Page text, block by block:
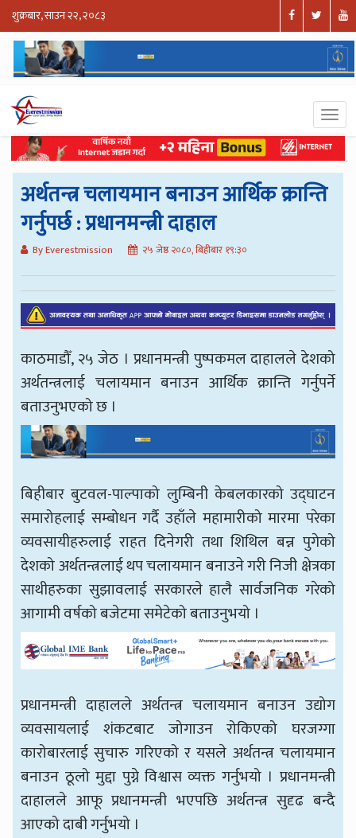
शुक्रबार, साउन २२, २०८३
अर्थतन्त्र चलायमान बनाउन आर्थिक क्रान्ति
गर्नुपर्छ : प्रधानमन्त्री दाहाल
By Everestmission २५ जेष्ठ २०८०, बिहीबार १९:३०
काठमाडौँ, २५ जेठ । प्रधानमन्त्री पुष्पकमल दाहालले देशको
अर्थतन्त्रलाई चलायमान बनाउन आर्थिक क्रान्ति गर्नुपर्ने
बताउनुभएको छ ।
बिहीबार बुटवल-पाल्पाको लुम्बिनी केबलकारको उद्घाटन
समारोहलाई सम्बोधन गर्दै उहाँले महामारीको मारमा परेका
व्यवसायीहरुलाई राहत दिनेगरी तथा शिथिल बन्न पुगेको
देशको अर्थतन्त्रलाई थप चलायमान बनाउने गरी निजी क्षेत्रका
साथीहरुका सुझावलाई सरकारले हालै सार्वजनिक गरेको
आगामी वर्षको बजेटमा समेटेको बताउनुभयो ।
प्रधानमन्त्री दाहालले अर्थतन्त्र चलायमान बनाउन उद्योग
व्यवसायलाई शंकटबाट जोगाउन रोकिएको घरजग्गा
कारोबारलाई सुचारु गरिएको र यसले अर्थतन्त्र चलायमान
बनाउन ठूलो मुद्दा पुग्ने विश्वास व्यक्त गर्नुभयो । प्रधानमन्त्री
दाहालले आफू प्रधानमन्त्री भएपछि अर्थतन्त्र सुदृढ बन्दै
आएको दाबी गर्नुभयो ।